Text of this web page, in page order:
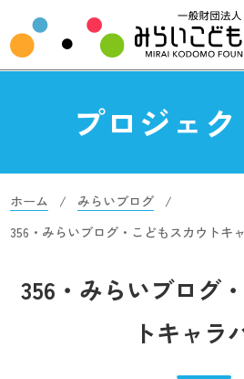
プロジェ
ホーム
みらいブログ
356・みらいブログ・こどもスカウトキ
356・みらいブログ
トキャラ